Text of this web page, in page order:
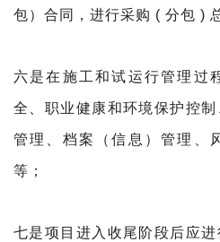
包）合同，进行采购 ( 分包 )
六是在施工和试运行管理过
全、职业健康和环境保护控
管理、档案（信息）管理、
等；
七是项目进入收尾阶段后应